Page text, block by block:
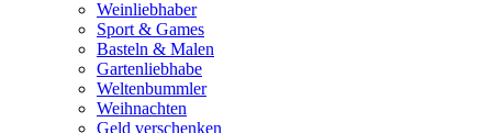
Weinliebhaber
Sport & Games
Basteln & Malen
Gartenliebhabe
Weltenbummler
Weihnachten
Geld verschenken